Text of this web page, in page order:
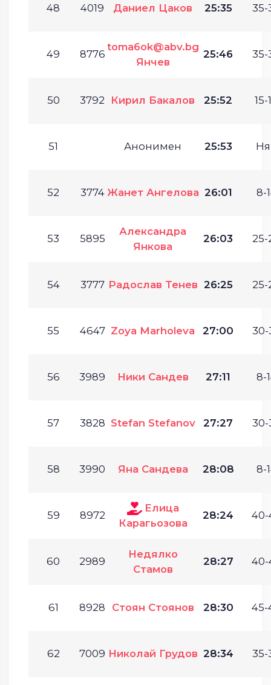
48 4019 Даниел Цаков 25:35 35-
49 8776
toma6ok@abv.bg
Янчев
25:46 35-
50 3792 Кирил Бакалов 25:52 15-
51 Анонимен 25:53
52 3774 Жанет Ангелова 26:01 8-
53 5895
Александра
Янкова
26:03 25-
54 3777 Радослав Тенев 26:25 25-
55 4647 Zoya Marholeva 27:00 30-
56 3989 Ники Сандев 27:11 8-
57 3828 Stefan Stefanov 27:27 30-
58 3990 Яна Сандева 28:08 8-
59 8972
Елица
Карагьозова
28:24 40-
60 2989
Недялко
Стамов
28:27 40-
61 8928 Стоян Стоянов 28:30 45-
62 7009 Николай Грудов 28:34 35-